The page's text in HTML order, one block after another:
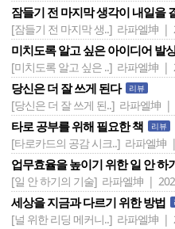
잠들기 전 마지막 생각이 내일을
[잠들기 전 마지막 생..] 라파엘坤 |
미치도록 알고 싶은 아이디어 발
[미치도록 알고 싶은 ..] 라파엘坤 |
당신은 더 잘 쓰게 된다 리뷰
[당신은 더 잘 쓰게 된..] 라파엘坤 |
타로 공부를 위해 필요한 책 리뷰
[타로카드의 공감 시크..] 라파엘坤
업무효율을 높이기 위한 일 안 하
[일 안 하기의 기술] 라파엘坤 |
세상을 지금과 다르기 위한 방법
[널 위한 리딩 메커니..] 라파엘坤 |